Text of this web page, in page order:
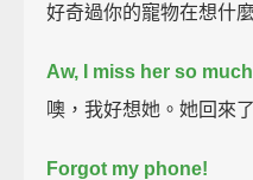
好奇過你的寵物在想什
Aw, I miss her so
噢，我好想她。她回來
Forgot my phone!